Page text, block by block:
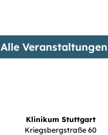
Alle Veranstaltungen
Klinikum Stuttgart
Kriegsbergstraße 60